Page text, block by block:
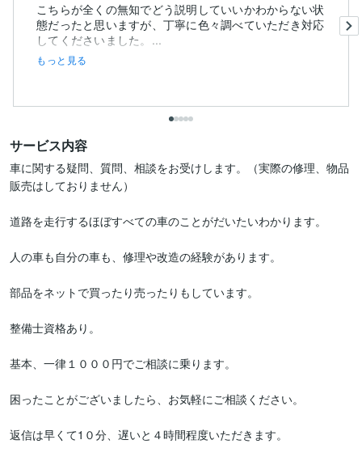
こちらが全くの無知でどう説明していいかわからない状
態だったと思いますが、丁寧に色々調べていただき対応
してくださいました。...
もっと見る
サービス内容
車に関する疑問、質問、相談をお受けします。（実際の修理、物品
販売はしておりません）
道路を走行するほぼすべての車のことがだいたいわかります。
人の車も自分の車も、修理や改造の経験があります。
部品をネットで買ったり売ったりもしています。
整備士資格あり。
基本、一律１０００円でご相談に乗ります。
困ったことがございましたら、お気軽にご相談ください。
返信は早くて1０分、遅いと４時間程度いただきます。